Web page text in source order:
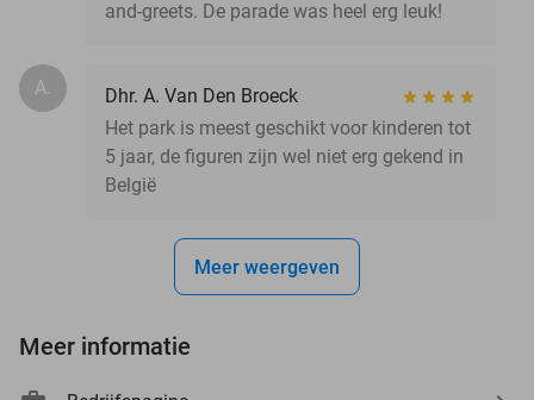
and-greets. De parade was heel erg leuk!
A.
Dhr. A. Van Den Broeck
Het park is meest geschikt voor kinderen tot
5 jaar, de figuren zijn wel niet erg gekend in
België
Meer weergeven
Meer informatie